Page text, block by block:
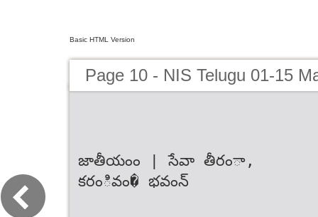
Basic HTML Version
Page 10 - NIS Telugu 01-15
జాతీయంం | సేవా తీరంా,
కరంివం� భవంన్